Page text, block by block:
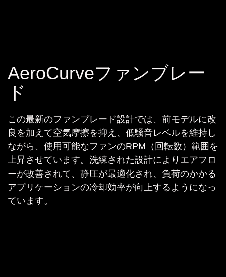
AeroCurveファンブレー
ド
この最新のファンブレード設計では、前モデルに改
良を加えて空気摩擦を抑え、低騒音レベルを維持し
ながら、使用可能なファンのRPM（回転数）範囲を
上昇させています。洗練された設計によりエアフロ
ーが改善されて、静圧が最適化され、負荷のかかる
アプリケーションの冷却効率が向上するようになっ
ています。